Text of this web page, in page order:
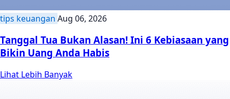
tips keuangan Aug 06, 2026
Tanggal Tua Bukan Alasan! Ini 6 Kebiasaan yang
Bikin Uang Anda Habis
Lihat Lebih Banyak